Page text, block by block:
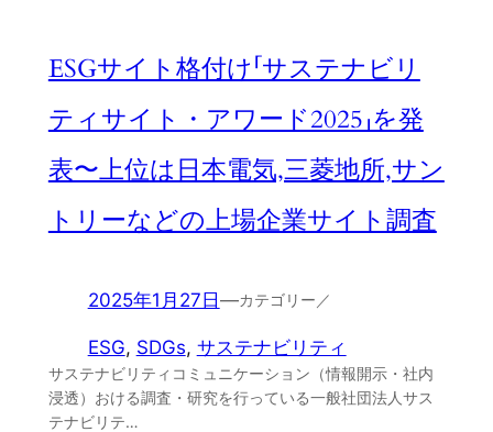
ESGサイト格付け「サステナビリ
ティサイト・アワード2025」を発
表〜上位は日本電気,三菱地所,サン
トリーなどの上場企業サイト調査
2025年1月27日—カテゴリー／
ESG, SDGs, サステナビリティ
サステナビリティコミュニケーション（情報開示・社内
浸透）おける調査・研究を行っている一般社団法人サス
テナビリテ…